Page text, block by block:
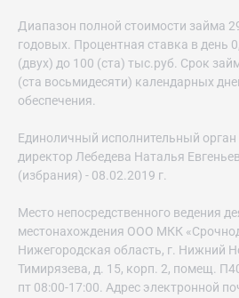
Диапазон полной стоимости займа
годовых. Процентная ставка в день
(двух) до 100 (ста) тыс.руб. Срок
(ста восьмидесяти) календарных
обеспечения.
Единоличный исполнительный
директор Лебедева Наталья
(избрания) - 08.02.2019 г.
Место непосредственного ведения
местонахождения ООО МКК
Нижегородская область, г. Нижний
Тимирязева, д. 15, корп. 2, помещ.
пт 08:00-17:00. Адрес электронной